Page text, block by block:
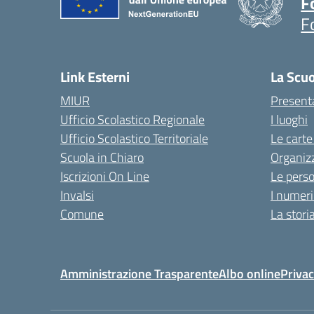
Link Esterni
MIUR
Ufficio Scolastico Regionale
Ufficio Scolastico Territoriale
Scuola in Chiaro
Iscrizioni On Line
Invalsi
Comune
La
I luoghi
Le
Le
I
La
Amministrazione TrasparenteAlbo online